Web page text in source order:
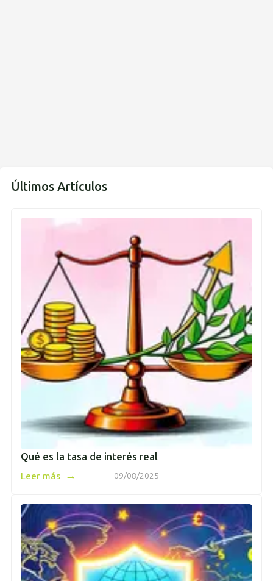
Últimos Artículos
Qué es la tasa de interés real
09/08/2025
Leer más →